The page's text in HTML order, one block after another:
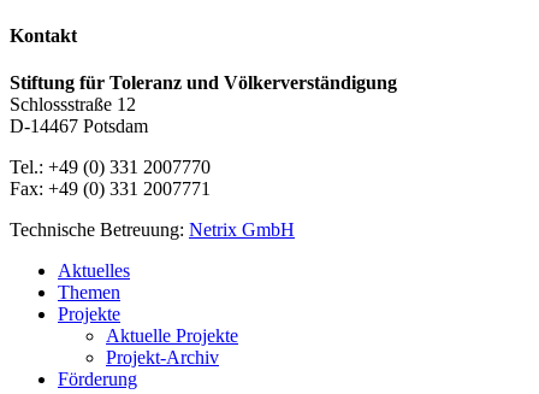
Kontakt
Stiftung für Toleranz und Völkerverständigung
Schlossstraße 12
D-14467 Potsdam
Tel.: +49 (0) 331 2007770
Fax: +49 (0) 331 2007771
Technische Betreuung: Netrix GmbH
Close
Menu
Aktuelles
Themen
Projekte
Aktuelle Projekte
Projekt-Archiv
Förderung